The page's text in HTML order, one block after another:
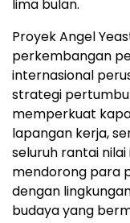
lima bulan.
Proyek Angel
perkembangan
internasional
strategi
memperkuat
lapangan kerja,
seluruh rantai
mendorong para
dengan
budaya yang